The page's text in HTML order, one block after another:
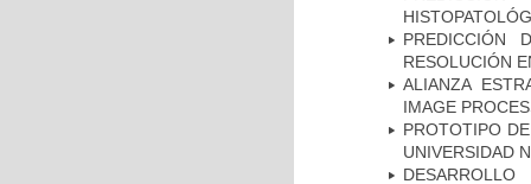
PREDICCIÓN
RESOLUCIÓN
ALIANZA
IMAGE
PROTOTIPO
UNIVERSIDAD